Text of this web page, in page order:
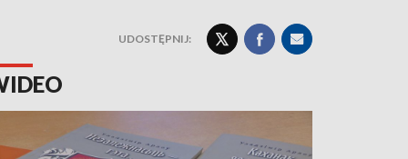
UDOSTĘPNIJ: